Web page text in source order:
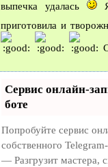
выпечка удалась
приготовила и
Сервис онлайн-
боте
Попробуйте сервис
собственного
— Разгрузит мастера,